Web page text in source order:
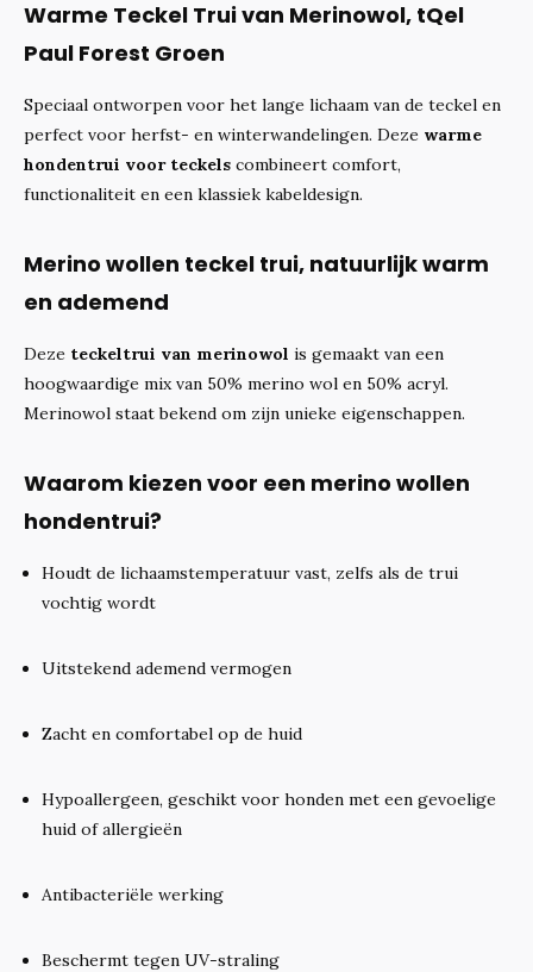
Warme Teckel Trui van Merinowol, tQel
Paul Forest Groen
Speciaal ontworpen voor het lange lichaam van de teckel en
perfect voor herfst- en winterwandelingen. Deze warme
hondentrui voor teckels combineert comfort,
functionaliteit en een klassiek kabeldesign.
Merino wollen teckel trui, natuurlijk warm
en ademend
Deze teckeltrui van merinowol is gemaakt van een
hoogwaardige mix van 50% merino wol en 50% acryl.
Merinowol staat bekend om zijn unieke eigenschappen.
Waarom kiezen voor een merino wollen
hondentrui?
Houdt de lichaamstemperatuur vast, zelfs als de trui
vochtig wordt
Uitstekend ademend vermogen
Zacht en comfortabel op de huid
Hypoallergeen, geschikt voor honden met een gevoelige
huid of allergieën
Antibacteriële werking
Beschermt tegen UV-straling